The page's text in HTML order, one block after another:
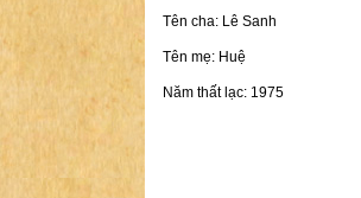
Tên cha: Lê Sanh
Tên mẹ: Huệ
Năm thất lạc: 1975